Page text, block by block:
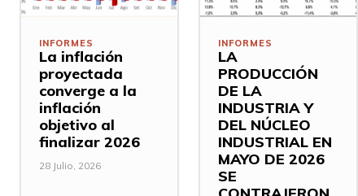
INFORMES
La inflación
proyectada
converge a la
inflación
objetivo al
finalizar 2026
28 Julio, 2026
INFORMES
LA
PRODUCCIÓN
DE LA
INDUSTRIA Y
DEL NÚCLEO
INDUSTRIAL EN
MAYO DE 2026
SE